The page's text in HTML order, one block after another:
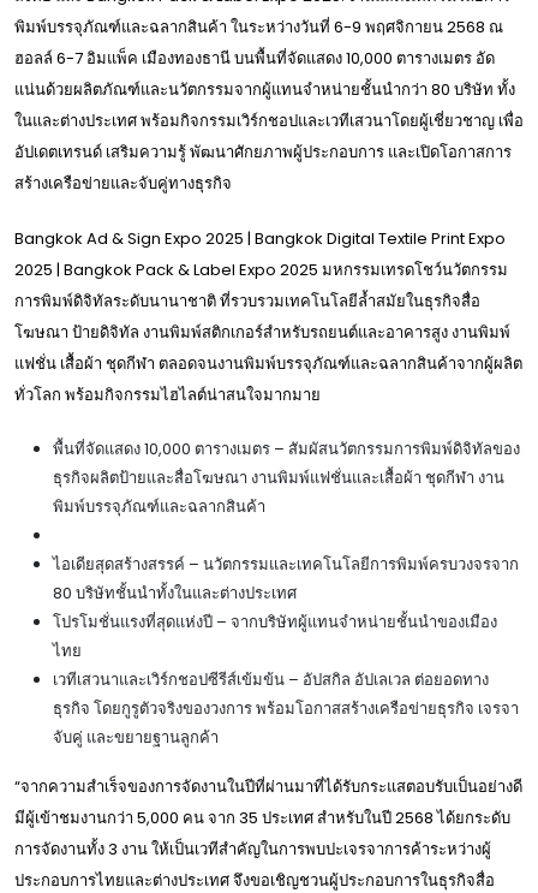
พิมพ์บรรจุภัณฑ์และฉลากสินค้า ในระหว่างวันที่ 6-9 พฤศจิกายน 2568 ณ
ฮอลล์ 6-7 อิมแพ็ค เมืองทองธานี บนพื้นที่จัดแสดง 10,000 ตารางเมตร อัด
แน่นด้วยผลิตภัณฑ์และนวัตกรรมจากผู้แทนจำหน่ายชั้นนำกว่า 80 บริษัท ทั้ง
ในและต่างประเทศ พร้อมกิจกรรมเวิร์กชอปและเวทีเสวนาโดยผู้เชี่ยวชาญ เพื่อ
อัปเดตเทรนด์ เสริมความรู้ พัฒนาศักยภาพผู้ประกอบการ และเปิดโอกาสการ
สร้างเครือข่ายและจับคู่ทางธุรกิจ
Bangkok Ad & Sign Expo 2025 | Bangkok Digital Textile Print Expo
2025 | Bangkok Pack & Label Expo 2025 มหกรรมเทรดโชว์นวัตกรรม
การพิมพ์ดิจิทัลระดับนานาชาติ ที่รวบรวมเทคโนโลยีล้ำสมัยในธุรกิจสื่อ
โฆษณา ป้ายดิจิทัล งานพิมพ์สติกเกอร์สำหรับรถยนต์และอาคารสูง งานพิมพ์
แฟชั่น เสื้อผ้า ชุดกีฬา ตลอดจนงานพิมพ์บรรจุภัณฑ์และฉลากสินค้าจากผู้ผลิต
ทั่วโลก พร้อมกิจกรรมไฮไลต์น่าสนใจมากมาย
พื้นที่จัดแสดง 10,000 ตารางเมตร – สัมผัสนวัตกรรมการพิมพ์ดิจิทัลของ
ธุรกิจผลิตป้ายและสื่อโฆษณา งานพิมพ์แฟชั่นและเสื้อผ้า ชุดกีฬา งาน
พิมพ์บรรจุภัณฑ์และฉลากสินค้า
ไอเดียสุดสร้างสรรค์ – นวัตกรรมและเทคโนโลยีการพิมพ์ครบวงจรจาก
80 บริษัทชั้นนำทั้งในและต่างประเทศ
โปรโมชั่นแรงที่สุดแห่งปี – จากบริษัทผู้แทนจำหน่ายชั้นนำของเมือง
ไทย
เวทีเสวนาและเวิร์กชอปซีรีส์เข้มข้น – อัปสกิล อัปเลเวล ต่อยอดทาง
ธุรกิจ โดยกูรูตัวจริงของวงการ พร้อมโอกาสสร้างเครือข่ายธุรกิจ เจรจา
จับคู่ และขยายฐานลูกค้า
“จากความสำเร็จของการจัดงานในปีที่ผ่านมาที่ได้รับกระแสตอบรับเป็นอย่างดี
มีผู้เข้าชมงานกว่า 5,000 คน จาก 35 ประเทศ สำหรับในปี 2568 ได้ยกระดับ
การจัดงานทั้ง 3 งาน ให้เป็นเวทีสำคัญในการพบปะเจรจาการค้าระหว่างผู้
ประกอบการไทยและต่างประเทศ จึงขอเชิญชวนผู้ประกอบการในธุรกิจสื่อ